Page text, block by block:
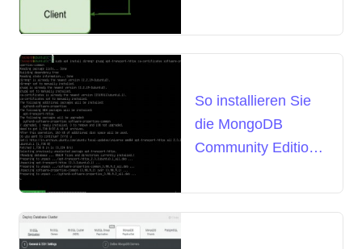
MongoDB
So installieren Sie
die MongoDB
Community Edition